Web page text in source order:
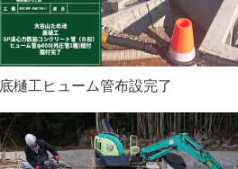
底樋工ヒューム管布設完了